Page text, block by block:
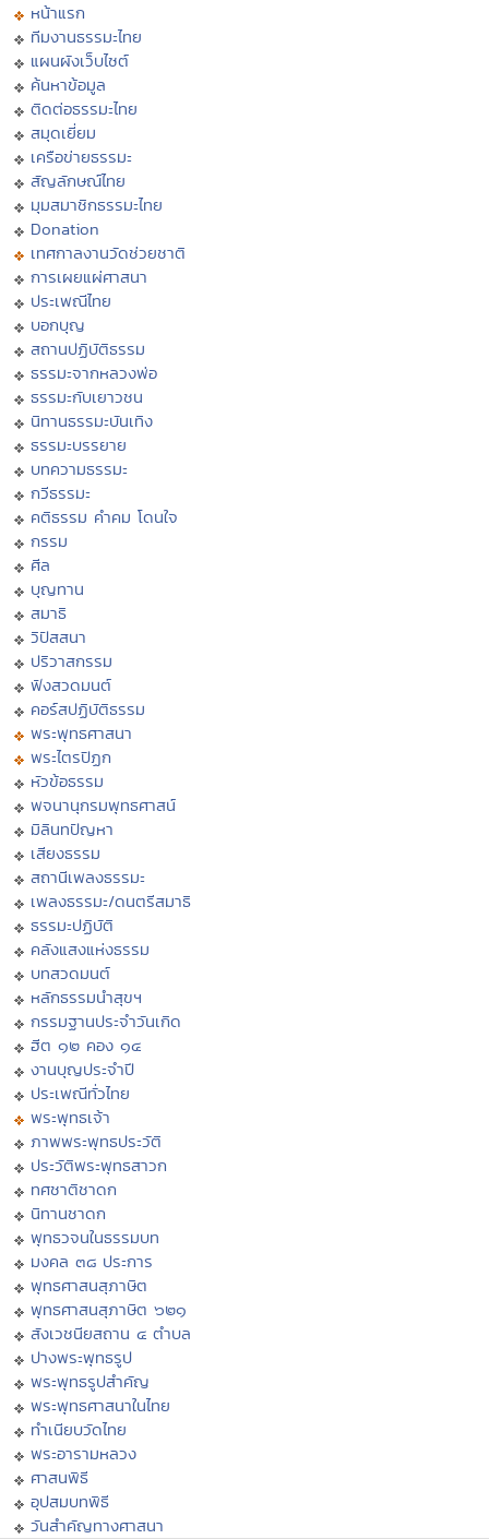
หน้าแรก
ทีมงานธรรมะไทย
แผนผังเว็บไซต์
ค้นหาข้อมูล
ติดต่อธรรมะไทย
สมุดเยี่ยม
เครือข่ายธรรมะ
สัญลักษณ์ไทย
มุมสมาชิกธรรมะไทย
Donation
เทศกาลงานวัดช่วยชาติ
การเผยแผ่ศาสนา
ประเพณีไทย
บอกบุญ
สถานปฏิบัติธรรม
ธรรมะจากหลวงพ่อ
ธรรมะกับเยาวชน
นิทานธรรมะบันเทิง
ธรรมะบรรยาย
บทความธรรมะ
กวีธรรมะ
คติธรรม คำคม โดนใจ
กรรม
ศีล
บุญทาน
สมาธิ
วิปัสสนา
ปริวาสกรรม
ฟังสวดมนต์
คอร์สปฏิบัติธรรม
พระพุทธศาสนา
พระไตรปิฏก
หัวข้อธรรม
พจนานุกรมพุทธศาสน์
มิลินทปัญหา
เสียงธรรม
สถานีเพลงธรรมะ
เพลงธรรมะ/ดนตรีสมาธิ
ธรรมะปฏิบัติ
คลังแสงแห่งธรรม
บทสวดมนต์
หลักธรรมนำสุขฯ
กรรมฐานประจำวันเกิด
ฮีต ๑๒ คอง ๑๔
งานบุญประจำปี
ประเพณีทั่วไทย
พระพุทธเจ้า
ภาพพระพุทธประวัติ
ประวัติพระพุทธสาวก
ทศชาติชาดก
นิทานชาดก
พุทธวจนในธรรมบท
มงคล ๓๘ ประการ
พุทธศาสนสุภาษิต
พุทธศาสนสุภาษิต ๖๒๑
สังเวชนียสถาน ๔ ตำบล
ปางพระพุทธรูป
พระพุทธรูปสำคัญ
พระพุทธศาสนาในไทย
ทำเนียบวัดไทย
พระอารามหลวง
ศาสนพิธี
อุปสมบทพิธี
วันสำคัญทางศาสนา